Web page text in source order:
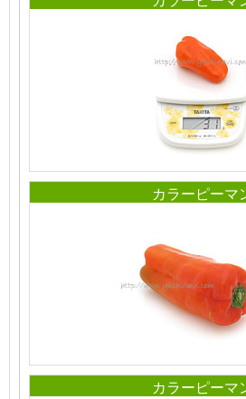
カラーピーマ
カラーピーマ